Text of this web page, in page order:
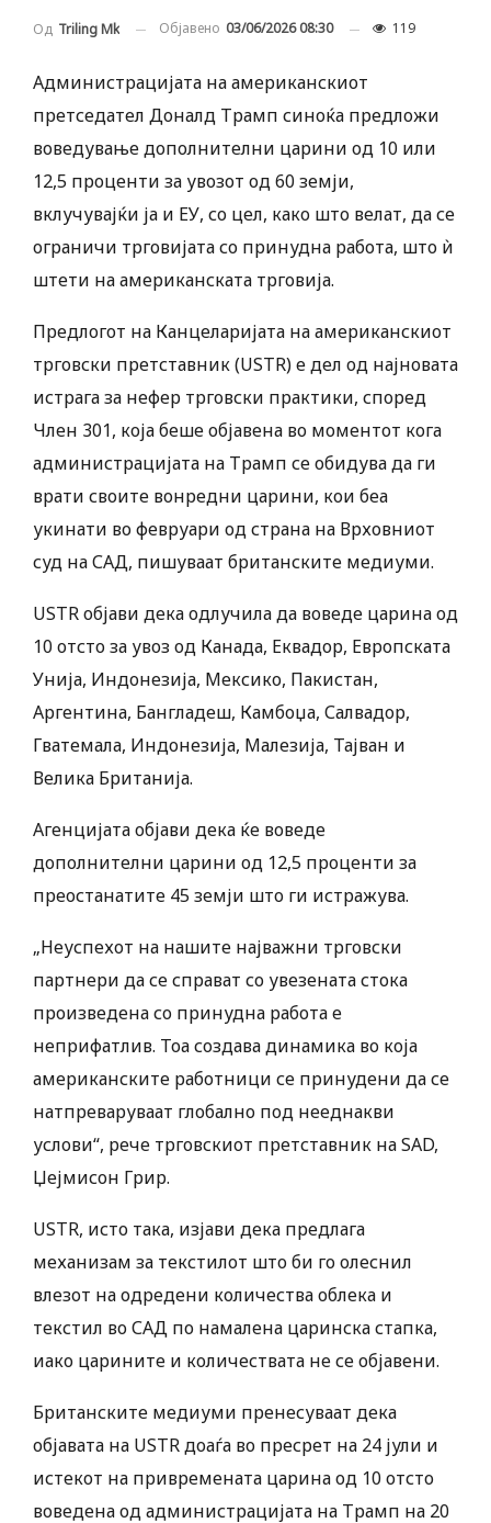
Од Triling Mk Објавено 03/06/2026 08:30 119
Администрацијата на американскиот
претседател Доналд Трамп синоќа предложи
воведување дополнителни царини од 10 или
12,5 проценти за увозот од 60 земји,
вклучувајќи ја и ЕУ, со цел, како што велат, да се
ограничи трговијата со принудна работа, што ѝ
штети на американската трговија.
Предлогот на Канцеларијата на американскиот
трговски претставник (USTR) е дел од најновата
истрага за нефер трговски практики, според
Член 301, која беше објавена во моментот кога
администрацијата на Трамп се обидува да ги
врати своите вонредни царини, кои беа
укинати во февруари од страна на Врховниот
суд на САД, пишуваат британските медиуми.
USTR објави дека одлучила да воведе царина од
10 отсто за увоз од Канада, Еквадор, Европската
Унија, Индонезија, Мексико, Пакистан,
Аргентина, Бангладеш, Камбоџа, Салвадор,
Гватемала, Индонезија, Малезија, Тајван и
Велика Британија.
Агенцијата објави дека ќе воведе
дополнителни царини од 12,5 проценти за
преостанатите 45 земји што ги истражува.
„Неуспехот на нашите најважни трговски
партнери да се справат со увезената стока
произведена со принудна работа е
неприфатлив. Тоа создава динамика во која
американските работници се принудени да се
натпреваруваат глобално под нееднакви
услови“, рече трговскиот претставник на SAD,
Џејмисон Грир.
USTR, исто така, изјави дека предлага
механизам за текстилот што би го олеснил
влезот на одредени количества облека и
текстил во САД по намалена царинска стапка,
иако царините и количествата не се објавени.
Британските медиуми пренесуваат дека
објавата на USTR доаѓа во пресрет на 24 јули и
истекот на привремената царина од 10 отсто
воведена од администрацијата на Трамп на 20